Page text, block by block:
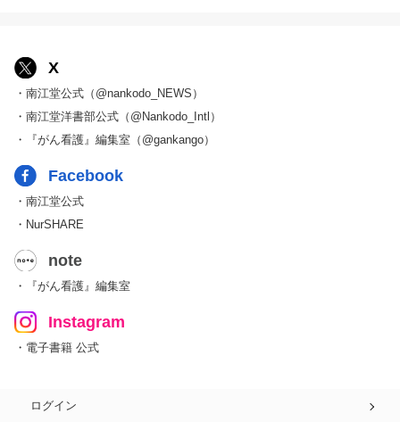
X
・南江堂公式（@nankodo_NEWS）
・南江堂洋書部公式（@Nankodo_Intl）
・『がん看護』編集室（@gankango）
Facebook
・南江堂公式
・NurSHARE
note
・『がん看護』編集室
Instagram
・電子書籍 公式
ログイン